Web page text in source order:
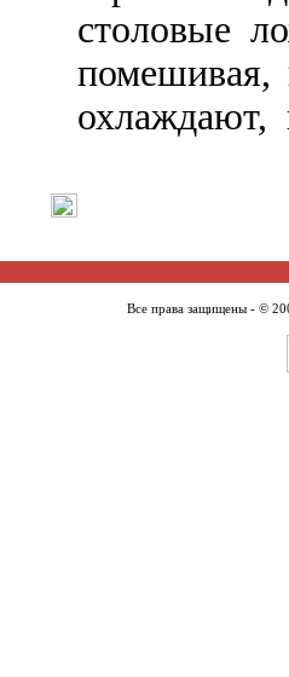
столовые
помешивая,
охлаждают,
Все права защищены - ©